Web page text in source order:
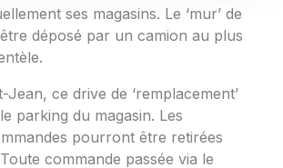
ses magasins. Le ‘mur’ de
déposé par un camion au plus
ce drive de ‘remplacement’
parking du magasin. Les
pourront être retirées
commande passée via le